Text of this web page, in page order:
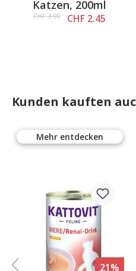
Katzen, 200ml
CHF 3.05 CHF 2.45
Kunden kauften
Mehr entdecken
21%